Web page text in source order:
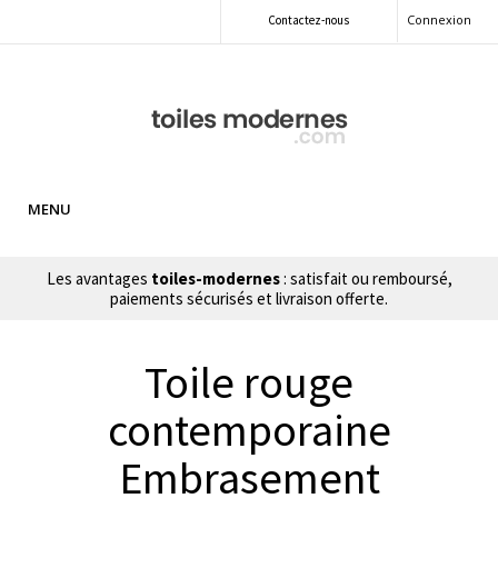
Connexion
Contactez-nous
MENU
Les avantages toiles-modernes: satisfait ou remboursé,
paiements sécurisés et livraison offerte.
Toile rouge
contemporaine
Embrasement